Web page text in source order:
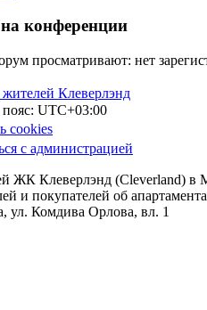
конференции
просматривают: нет
Клеверлэнд
UTC+03:00
cookies
с администрацией
ЖК Клеверлэнд (Cleverland) в
и покупателей об
ул. Комдива Орлова, вл. 1